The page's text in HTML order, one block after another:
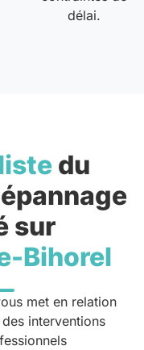
délai.
du
sur
Bihorel
met en relation
interventions